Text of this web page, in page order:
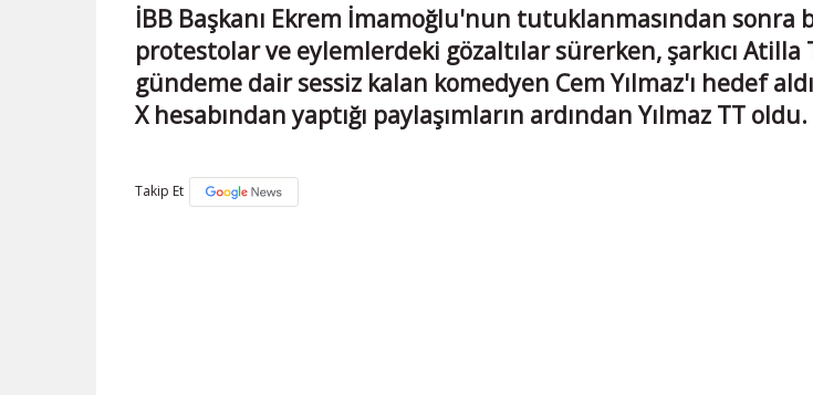
İBB Başkanı Ekrem İmamoğlu'nun tutuklanmasından sonra
protestolar ve eylemlerdeki gözaltılar sürerken, şarkıcı Atilla
gündeme dair sessiz kalan komedyen Cem Yılmaz'ı hedef
X hesabından yaptığı paylaşımların ardından Yılmaz TT oldu.
Takip Et